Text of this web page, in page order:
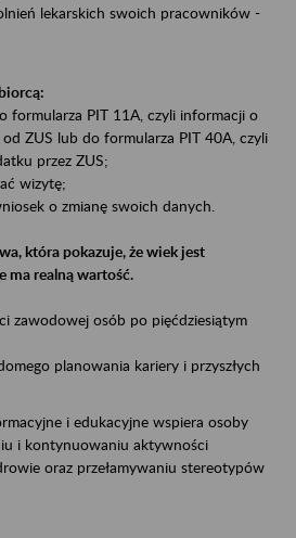
lekarskich swoich pracowników -
PIT 11A, czyli informacji o
ZUS lub do formularza PIT 40A, czyli
przez ZUS;
wizytę;
o zmianę swoich danych.
która pokazuje, że wiek jest
ma realną wartość.
osób po pięćdziesiątym
planowania kariery i przyszłych
i edukacyjne wspiera osoby
i kontynuowaniu aktywności
oraz przełamywaniu stereotypów